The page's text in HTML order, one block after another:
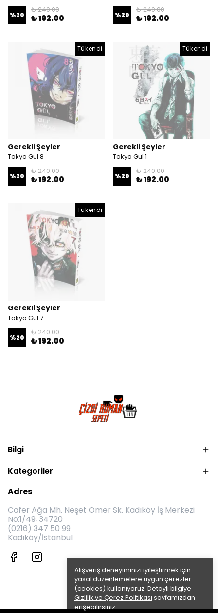
Alışveriş deneyiminizi iyileştirmek için
yasal düzenlemelere uygun çerezler
(cookies) kullanıyoruz. Detaylı bilgiye
Gizlilik ve Çerez Politikası sayfamızdan
erişebilirsiniz.
%20
₺ 240.00
₺ 192.00 %20
₺ 240.00
₺ 192.00
Tükendi
Gerekli Şeyler
Tokyo Gul 8
%20
₺ 240.00
₺ 192.00
Tükendi
Gerekli Şeyler
Tokyo Gul 1
%20
₺ 240.00
₺ 192.00
Tükendi
Gerekli Şeyler
Tokyo Gul 7
%20
₺ 240.00
₺ 192.00
Bilgi
Kategoriler
Adres
Cafer Ağa Mh. Neşet Ömer Sk. Kadıköy İş Merkezi
No:1/49, 34720
(0216) 347 50 99
Kadıköy/İstanbul